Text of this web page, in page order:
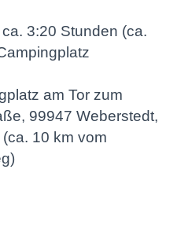
3:20 Stunden (ca.
am Tor zum
99947 Weberstedt,
10 km vom